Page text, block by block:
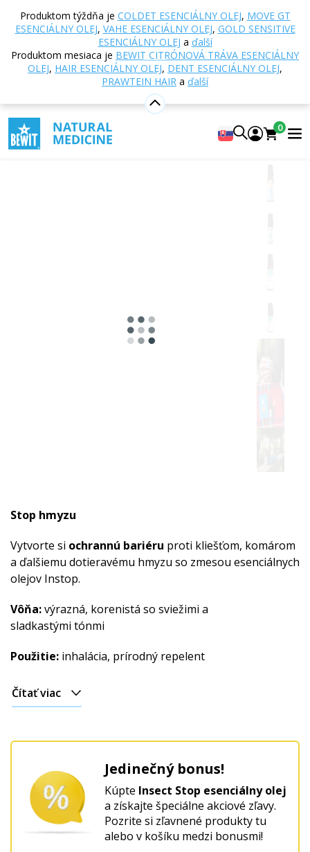
Produktom týždňa je COLDET ESENCIÁLNY OLEJ, MOVE GT
ESENCIÁLNY OLEJ, VAHE ESENCIÁLNY OLEJ, GOLD SENSITIVE
ESENCIÁLNY OLEJ a ďalší
Produktom mesiaca je BEWIT CITRÓNOVÁ TRÁVA ESENCIÁLNY
OLEJ, HAIR ESENCIÁLNY OLEJ, DENT ESENCIÁLNY OLEJ,
PRAWTEIN HAIR a ďalší
0
Domov E-shop
Zmesi esenciálnych olejov
Insect Stop esenciálny
Insect Stop esenciálny olej
100% čistá a přírodní směs CTEO® esenciálních olejů
4.87 Zobraziť 79 recenzií
Stop hmyzu
Vytvorte si ochrannú bariéru proti kliešťom, komárom
a ďalšiemu dotieravému hmyzu so zmesou esenciálnych
olejov Instop.
Vôňa:výrazná, korenistá so sviežimi a
sladkastými tónmi
Použitie: inhalácia, prírodný repelent
Čítať viac
Jedinečný bonus!
Kúpte Insect Stop esenciálny olej
a získajte špeciálne akciové zľavy.
Pozrite si zľavnené produkty tu
alebo v košíku medzi bonusmi!